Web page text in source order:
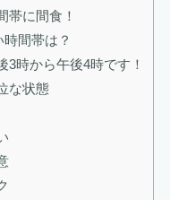
帯に間食！
間帯は？
3時から午後4時です！
な状態